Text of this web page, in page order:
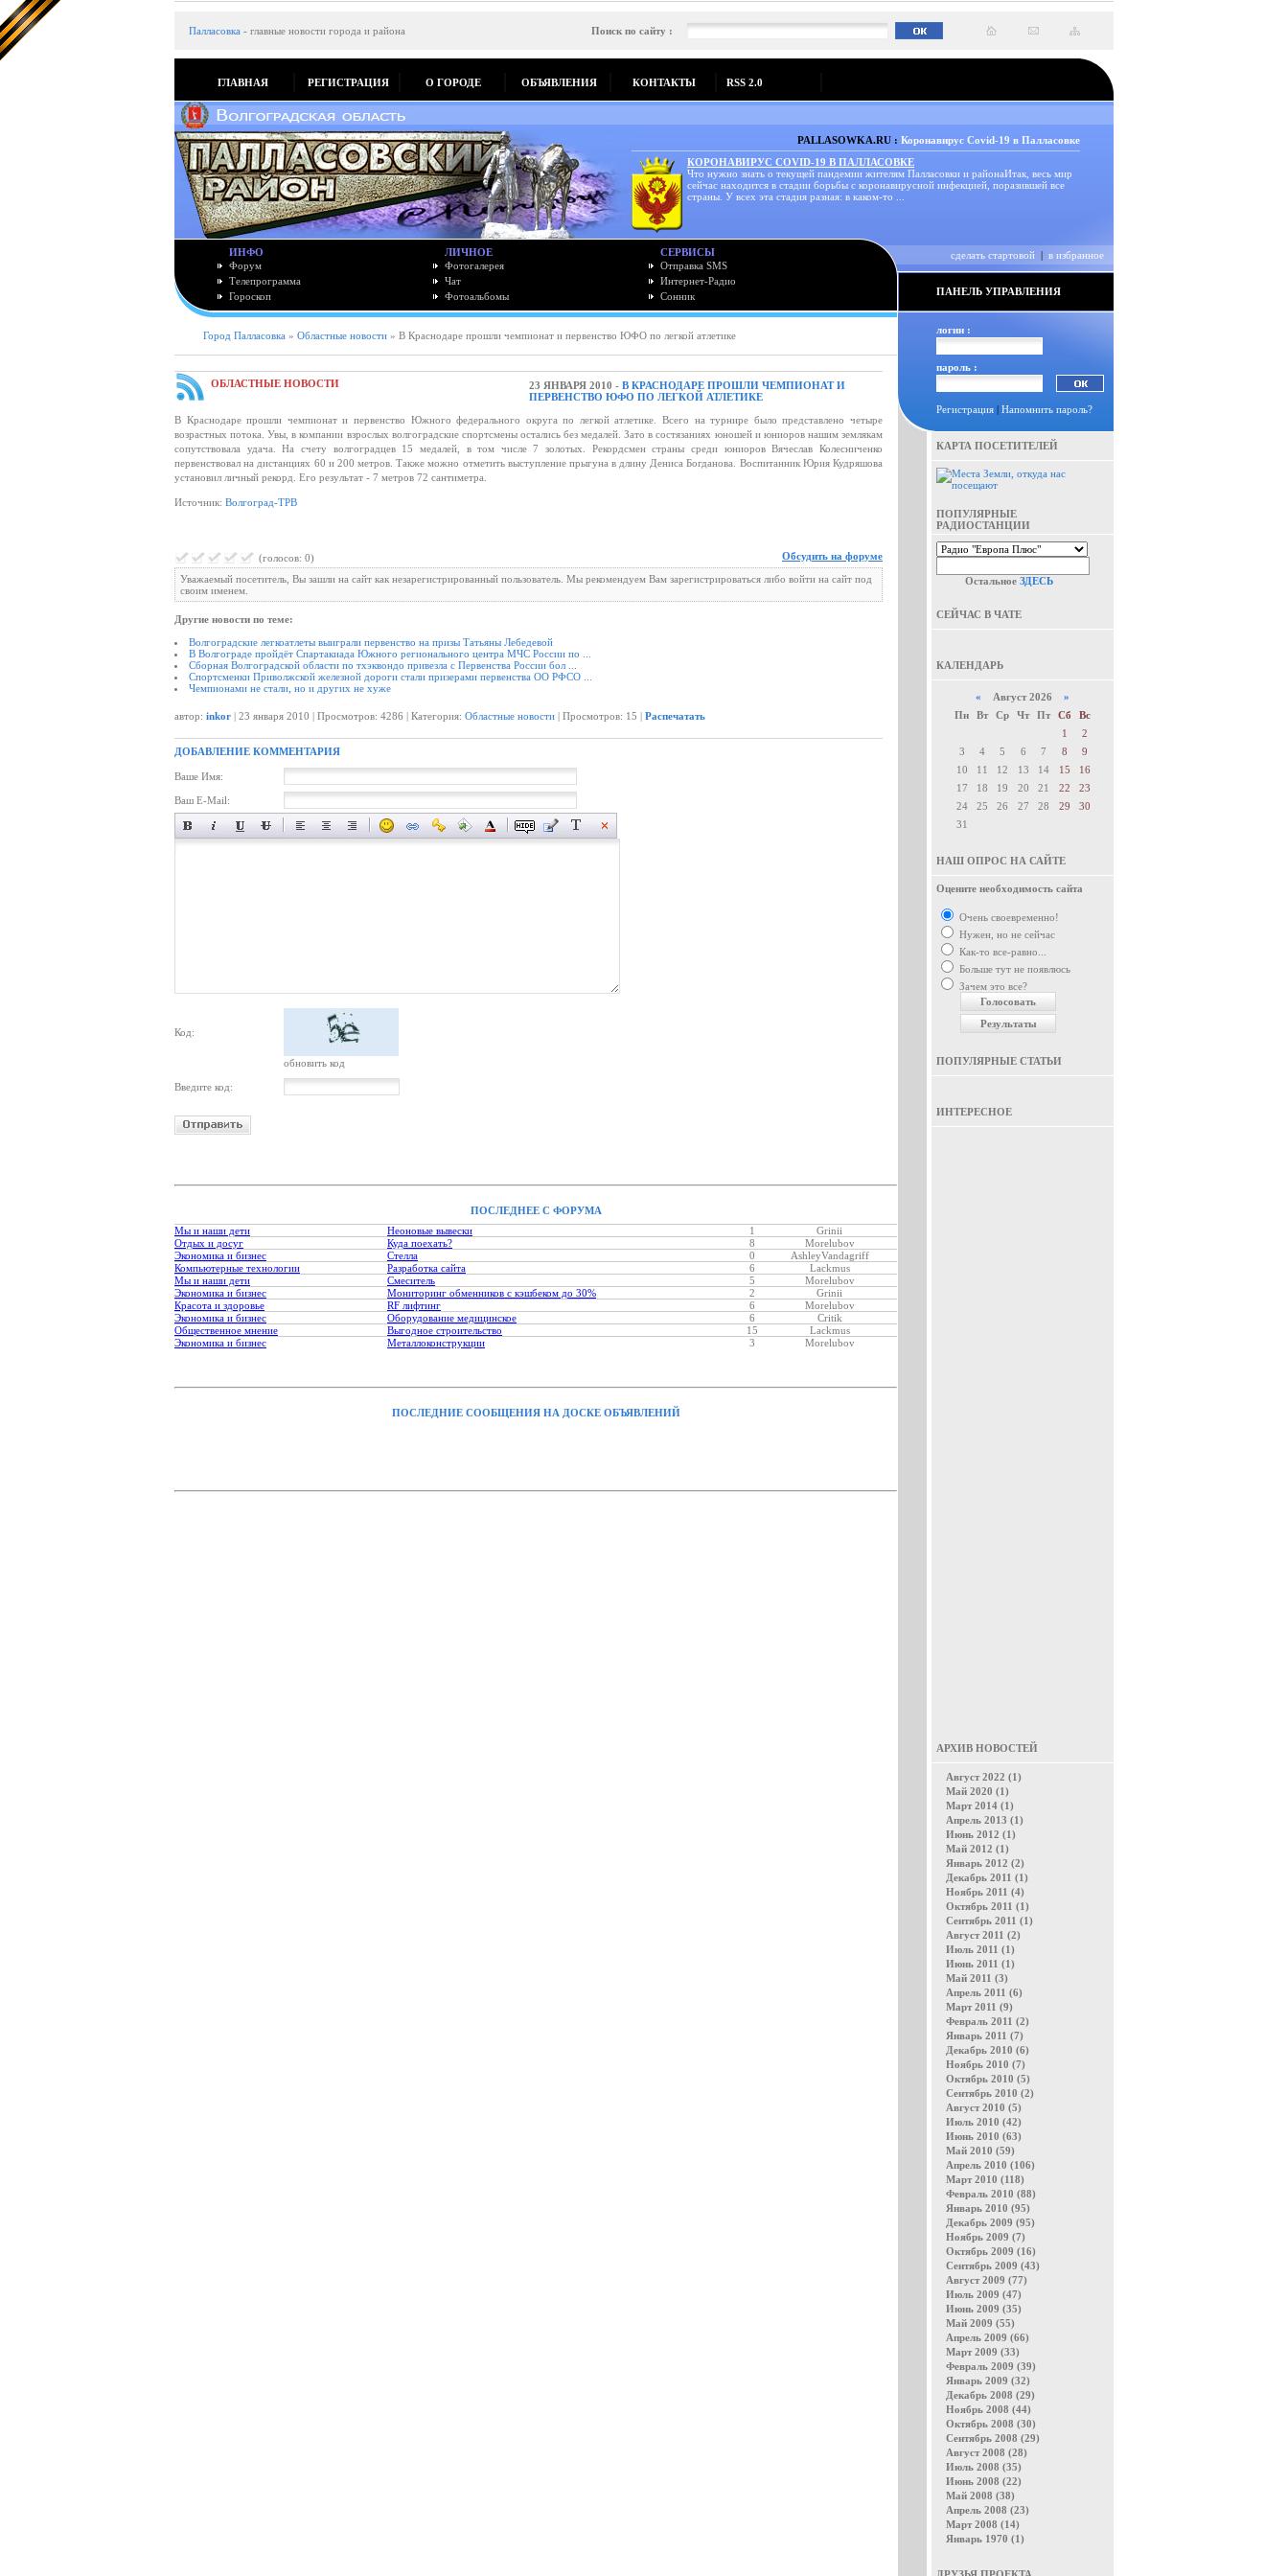
Палласовка - главные новости города и района Поиск по сайту :
ГЛАВНАЯ РЕГИСТРАЦИЯ О ГОРОДЕ ОБЪЯВЛЕНИЯ КОНТАКТЫ RSS 2.0
PALLASOWKA.RU : Коронавирус Covid-19 в Палласовке
КОРОНАВИРУС COVID-19 В ПАЛЛАСОВКЕ
Что нужно знать о текущей пандемии жителям Палласовки и районаИтак, весь мир
сейчас находится в стадии борьбы с коронавирусной инфекцией, поразившей все
страны. У всех эта стадия разная: в каком-то ...
ИНФО
Форум
Телепрограмма
Гороскоп
ЛИЧНОЕ
Фотогалерея
Чат
Фотоальбомы
СЕРВИСЫ
Отправка SMS
Интернет-Радио
Сонник
сделать стартовой | в избранное
ПАНЕЛЬ УПРАВЛЕНИЯ
Город Палласовка » Областные новости » В Краснодаре прошли чемпионат и первенство ЮФО по легкой атлетике
ОБЛАСТНЫЕ НОВОСТИ 23 ЯНВАРЯ 2010 - В КРАСНОДАРЕ ПРОШЛИ ЧЕМПИОНАТ И
ПЕРВЕНСТВО ЮФО ПО ЛЕГКОЙ АТЛЕТИКЕ
В Краснодаре прошли чемпионат и первенство Южного федерального округа по легкой атлетике. Всего на турнире было представлено четыре
возрастных потока. Увы, в компании взрослых волгоградские спортсмены остались без медалей. Зато в состязаниях юношей и юниоров нашим землякам
сопутствовала удача. На счету волгоградцев 15 медалей, в том числе 7 золотых. Рекордсмен страны среди юниоров Вячеслав Колесниченко
первенствовал на дистанциях 60 и 200 метров. Также можно отметить выступление прыгуна в длину Дениса Богданова. Воспитанник Юрия Кудряшова
установил личный рекорд. Его результат - 7 метров 72 сантиметра.
Источник: Волгоград-ТРВ
(голосов: 0)
Обсудить на форуме
Уважаемый посетитель, Вы зашли на сайт как незарегистрированный пользователь. Мы рекомендуем Вам зарегистрироваться либо войти на сайт под
своим именем.
Другие новости по теме:
Волгоградские легкоатлеты выиграли первенство на призы Татьяны Лебедевой
В Волгограде пройдёт Спартакиада Южного регионального центра МЧС России по ...
Сборная Волгоградской области по тхэквондо привезла с Первенства России бол ...
Спортсменки Приволжской железной дороги стали призерами первенства ОО РФСО ...
Чемпионами не стали, но и других не хуже
автор: inkor | 23 января 2010 | Просмотров: 4286 | Категория: Областные новости | Просмотров: 15 | Распечатать
ДОБАВЛЕНИЕ КОММЕНТАРИЯ
Ваше Имя:
Ваш E-Mail:
Код:
обновить код
Введите код:
ПОСЛЕДНЕЕ С ФОРУМА
Мы и наши дети
Неоновые вывески 1
Grinii
Отдых и досуг
Куда поехать? 8
Morelubov
Экономика и бизнес
Стелла 0
AshleyVandagriff
Компьютерные технологии
Разработка сайта 6
Lackmus
Мы и наши дети
Смеситель 5
Morelubov
Экономика и бизнес
Мониторинг обменников с кэшбеком до 30% 2
Grinii
Красота и здоровье
RF лифтинг 6
Morelubov
Экономика и бизнес
Оборудование медицинское 6
Critik
Общественное мнение
Выгодное строительство 15
Lackmus
Экономика и бизнес
Металлоконструкции 3 Morelubov
ПОСЛЕДНИЕ СООБЩЕНИЯ НА ДОСКЕ ОБЪЯВЛЕНИЙ
логин :
пароль :
Регистрация | Напомнить пароль?
КАРТА ПОСЕТИТЕЛЕЙ
ПОПУЛЯРНЫЕ
РАДИОСТАНЦИИ
Остальное ЗДЕСЬ
СЕЙЧАС В ЧАТЕ
КАЛЕНДАРЬ
« Август 2026 »
Пн
Вт Ср Чт Пт Сб
Вс
1
2
3
4 5 6 7 8
9
10
11 12 13 14 15
16
17
18 19 20 21 22
23
24
25 26 27 28 29
30
31
НАШ ОПРОС НА САЙТЕ
Оцените необходимость сайта
Очень своевременно!
Нужен, но не сейчас
Как-то все-равно...
Больше тут не появлюсь
Зачем это все?
ПОПУЛЯРНЫЕ СТАТЬИ
ИНТЕРЕСНОЕ
АРХИВ НОВОСТЕЙ
Август 2022 (1)
Май 2020 (1)
Март 2014 (1)
Апрель 2013 (1)
Июнь 2012 (1)
Май 2012 (1)
Январь 2012 (2)
Декабрь 2011 (1)
Ноябрь 2011 (4)
Октябрь 2011 (1)
Сентябрь 2011 (1)
Август 2011 (2)
Июль 2011 (1)
Июнь 2011 (1)
Май 2011 (3)
Апрель 2011 (6)
Март 2011 (9)
Февраль 2011 (2)
Январь 2011 (7)
Декабрь 2010 (6)
Ноябрь 2010 (7)
Октябрь 2010 (5)
Сентябрь 2010 (2)
Август 2010 (5)
Июль 2010 (42)
Июнь 2010 (63)
Май 2010 (59)
Апрель 2010 (106)
Март 2010 (118)
Февраль 2010 (88)
Январь 2010 (95)
Декабрь 2009 (95)
Ноябрь 2009 (7)
Октябрь 2009 (16)
Сентябрь 2009 (43)
Август 2009 (77)
Июль 2009 (47)
Июнь 2009 (35)
Май 2009 (55)
Апрель 2009 (66)
Март 2009 (33)
Февраль 2009 (39)
Январь 2009 (32)
Декабрь 2008 (29)
Ноябрь 2008 (44)
Октябрь 2008 (30)
Сентябрь 2008 (29)
Август 2008 (28)
Июль 2008 (35)
Июнь 2008 (22)
Май 2008 (38)
Апрель 2008 (23)
Март 2008 (14)
Январь 1970 (1)